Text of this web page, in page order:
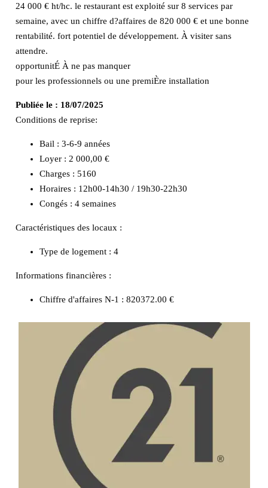
24 000 € ht/hc. le restaurant est exploité sur 8 services par
semaine, avec un chiffre d?affaires de 820 000 € et une bonne
rentabilité. fort potentiel de développement. À visiter sans
attendre.
opportunitÉ À ne pas manquer
pour les professionnels ou une premiÈre installation
Publiée le : 18/07/2025
Conditions de reprise:
Bail : 3-6-9 années
Loyer : 2 000,00 €
Charges : 5160
Horaires : 12h00-14h30 / 19h30-22h30
Congés : 4 semaines
Caractéristiques des locaux :
Type de logement : 4
Informations financières :
Chiffre d'affaires N-1 : 820372.00 €